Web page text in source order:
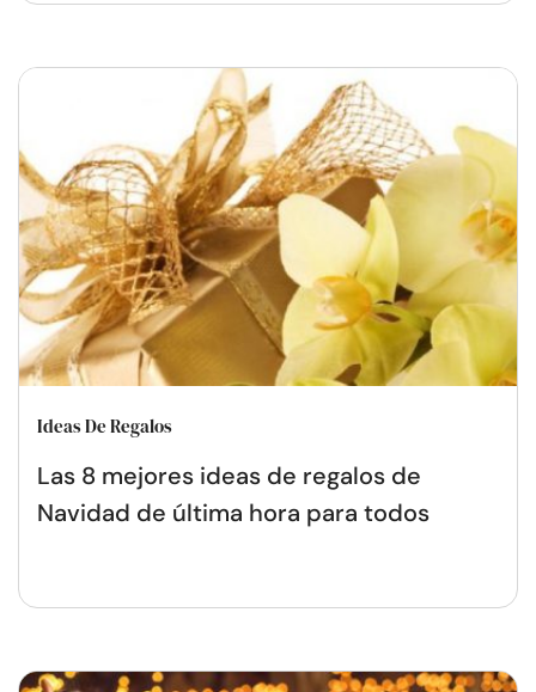
Ideas De Regalos
Las 8 mejores ideas de regalos de
Navidad de última hora para todos